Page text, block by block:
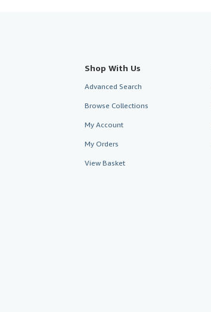
Shop With Us
Advanced Search
Browse Collections
My Account
My Orders
View Basket